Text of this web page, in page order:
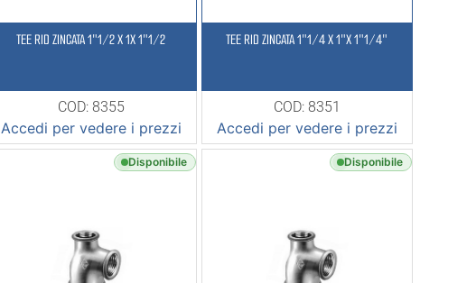
TEE RID ZINCATA 1″1/2 X 1X 1″1/2
COD: 8355
Accedi per vedere i prezzi
TEE RID ZINCATA 1″1/4 X 1″X 1″1/4″
COD: 8351
Accedi per vedere i prezzi
Disponibile Disponibile